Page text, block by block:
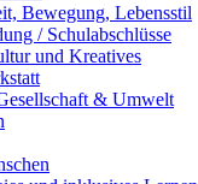
Bewegung, Lebensstil
/ Schulabschlüsse
und Kreatives
& Umwelt